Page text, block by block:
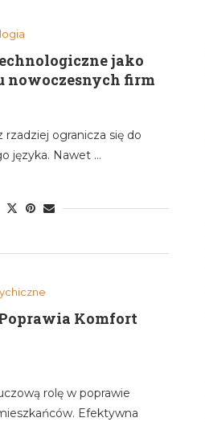
jako
nowoczesnych firm
rzadziej ogranicza się do
języka. Nawet …
Komfort
rolę w poprawie
Efektywna